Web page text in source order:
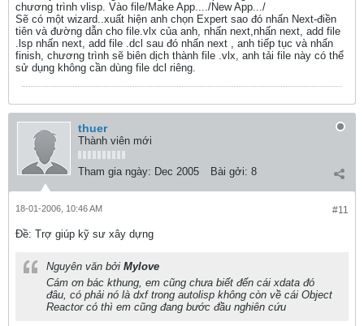
chương trình vlisp. Vào file/Make App..../New App.../
Sẽ có một wizard..xuất hiện anh chọn Expert sao đó nhấn Next-điền
tiên và đường dẫn cho file.vlx của anh, nhấn next,nhấn next, add file
.lsp nhấn next, add file .dcl sau đó nhấn next , anh tiếp tục và nhấn
finish, chương trình sẽ biên dịch thành file .vlx, anh tải file này có thể
sử dụng không cần dùng file dcl riêng.
thuer
Thành viên mới
Tham gia ngày: Dec 2005 Bài gởi: 8
#11
18-01-2006, 10:46 AM
Ðề: Trợ giúp kỹ sư xây dựng
Nguyên văn bởi Mylove
Cám ơn bác kthung, em cũng chưa biết đến cái xdata đó
đâu, có phải nó là dxf trong autolisp không còn về cái Object
Reactor có thì em cũng đang bước đầu nghiên cứu